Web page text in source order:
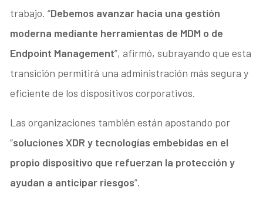
trabajo. “Debemos avanzar hacia una gestión
moderna mediante herramientas de MDM o de
Endpoint Management”, afirmó, subrayando que esta
transición permitirá una administración más segura y
eficiente de los dispositivos corporativos.
Las organizaciones también están apostando por
“soluciones XDR y tecnologías embebidas en el
propio dispositivo que refuerzan la protección y
ayudan a anticipar riesgos”.